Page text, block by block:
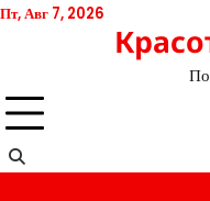
Перейти
Пт, Авг 7, 2026